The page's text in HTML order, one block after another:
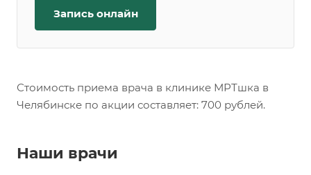
Запись онлайн
Стоимость приема врача в клинике МРТшка в
Челябинске по акции составляет: 700 рублей.
Наши врачи